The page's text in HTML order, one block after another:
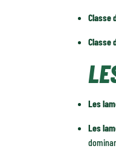
Classe
Classe
Les
Les